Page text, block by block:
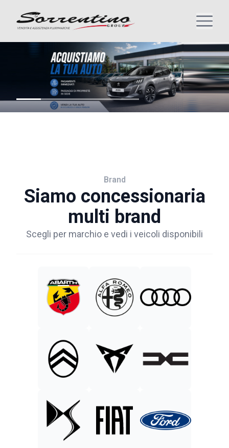
Brand
Siamo concessionaria
multi brand
Scegli per marchio e vedi i veicoli disponibili